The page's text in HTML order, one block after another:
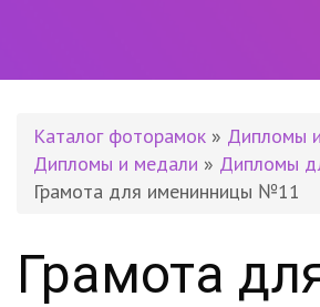
Каталог фоторамок » Дипломы
Дипломы и медали » Дипломы
Грамота для именинницы №11
Грамота